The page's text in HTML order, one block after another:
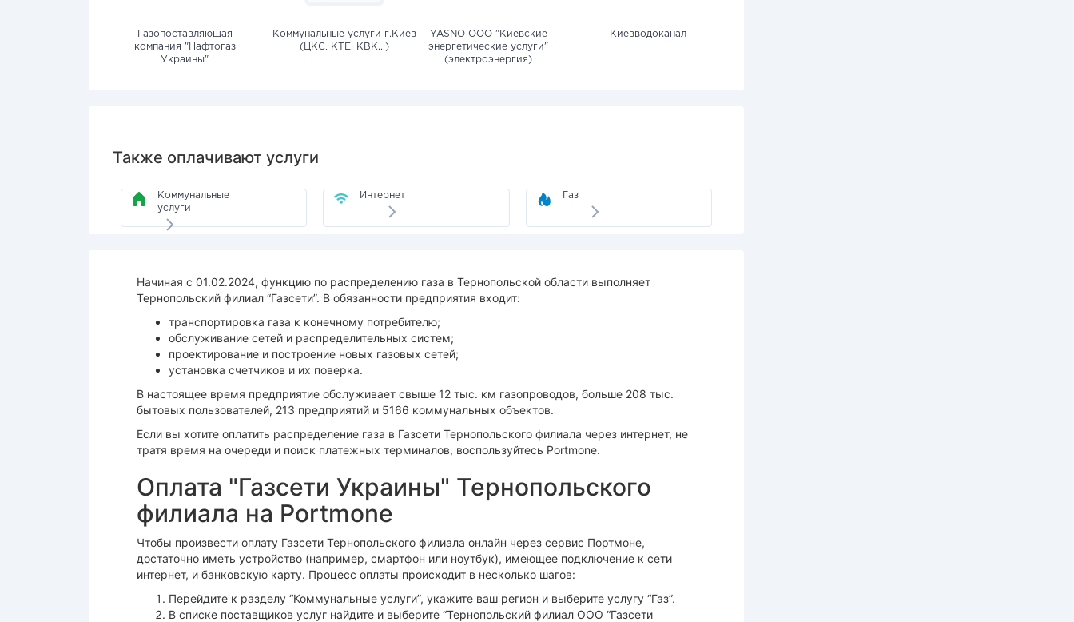
Газопоставляющая
компания "Нафтогаз
Украины"
Коммунальные услуги г.Киев
(ЦКС, КТЕ, КВК...)
YASNO OOO "Киевские
энергетические услуги"
(электроэнергия)
Киевводоканал
Также оплачивают услуги
Коммунальные
услуги
Интернет Газ
Начиная с 01.02.2024, функцию по распределению газа в Тернопольской области выполняет
Тернопольский филиал “Газсети”. В обязанности предприятия входит:
транспортировка газа к конечному потребителю;
обслуживание сетей и распределительных систем;
проектирование и построение новых газовых сетей;
установка счетчиков и их поверка.
В настоящее время предприятие обслуживает свыше 12 тыс. км газопроводов, больше 208 тыс.
бытовых пользователей, 213 предприятий и 5166 коммунальных объектов.
Если вы хотите оплатить распределение газа в Газсети Тернопольского филиала через интернет, не
тратя время на очереди и поиск платежных терминалов, воспользуйтесь Portmone.
Оплата "Газсети Украины" Тернопольского
филиала на Portmone
Чтобы произвести оплату Газсети Тернопольского филиала онлайн через сервис Портмоне,
достаточно иметь устройство (например, смартфон или ноутбук), имеющее подключение к сети
интернет, и банковскую карту. Процесс оплаты происходит в несколько шагов:
Перейдите к разделу “Коммунальные услуги”, укажите ваш регион и выберите услугу “Газ”.
В списке поставщиков услуг найдите и выберите “Тернопольский филиал ООО “Газсети